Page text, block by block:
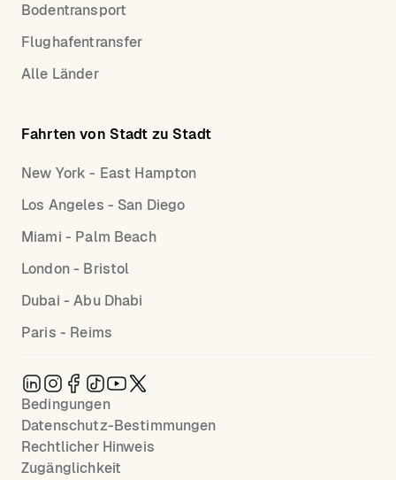
Bodentransport
Flughafentransfer
Alle Länder
Fahrten von Stadt zu Stadt
New York - East Hampton
Los Angeles - San Diego
Miami - Palm Beach
London - Bristol
Dubai - Abu Dhabi
Paris - Reims
Bedingungen
Datenschutz-Bestimmungen
Rechtlicher Hinweis
Zugänglichkeit